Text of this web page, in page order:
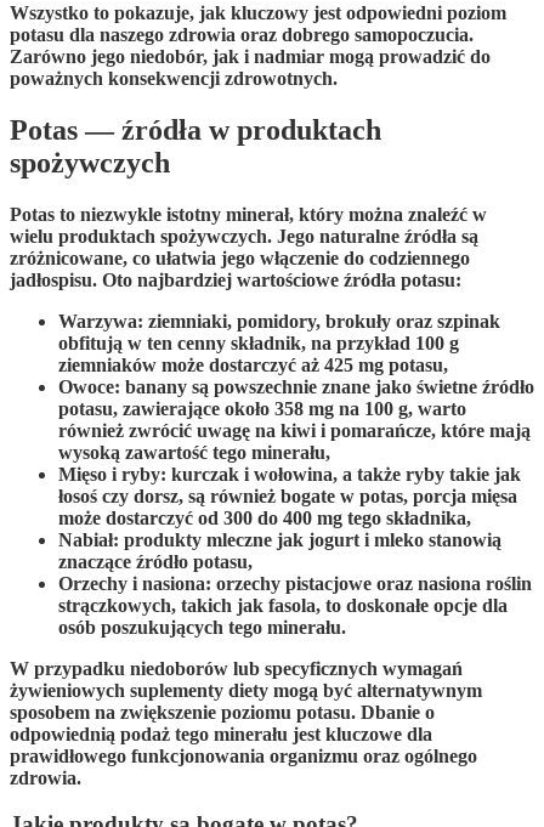
Wszystko to pokazuje, jak kluczowy jest odpowiedni poziom
potasu dla naszego zdrowia oraz dobrego samopoczucia.
Zarówno jego niedobór, jak i nadmiar mogą prowadzić do
poważnych konsekwencji zdrowotnych.
Potas — źródła w produktach
spożywczych
Potas to niezwykle istotny minerał, który można znaleźć w
wielu produktach spożywczych. Jego naturalne źródła są
zróżnicowane, co ułatwia jego włączenie do codziennego
jadłospisu. Oto najbardziej wartościowe źródła potasu:
Warzywa: ziemniaki, pomidory, brokuły oraz szpinak
obfitują w ten cenny składnik, na przykład 100 g
ziemniaków może dostarczyć aż 425 mg potasu,
Owoce: banany są powszechnie znane jako świetne źródło
potasu, zawierające około 358 mg na 100 g, warto
również zwrócić uwagę na kiwi i pomarańcze, które mają
wysoką zawartość tego minerału,
Mięso i ryby: kurczak i wołowina, a także ryby takie jak
łosoś czy dorsz, są również bogate w potas, porcja mięsa
może dostarczyć od 300 do 400 mg tego składnika,
Nabiał: produkty mleczne jak jogurt i mleko stanowią
znaczące źródło potasu,
Orzechy i nasiona: orzechy pistacjowe oraz nasiona roślin
strączkowych, takich jak fasola, to doskonałe opcje dla
osób poszukujących tego minerału.
W przypadku niedoborów lub specyficznych wymagań
żywieniowych suplementy diety mogą być alternatywnym
sposobem na zwiększenie poziomu potasu. Dbanie o
odpowiednią podaż tego minerału jest kluczowe dla
prawidłowego funkcjonowania organizmu oraz ogólnego
zdrowia.